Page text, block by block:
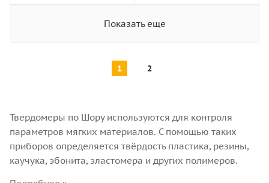
Показать еще
1 2
Твердомеры по Шору используются для контроля
параметров мягких материалов. С помощью таких
приборов определяется твёрдость пластика, резины,
каучука, эбонита, эластомера и других полимеров.